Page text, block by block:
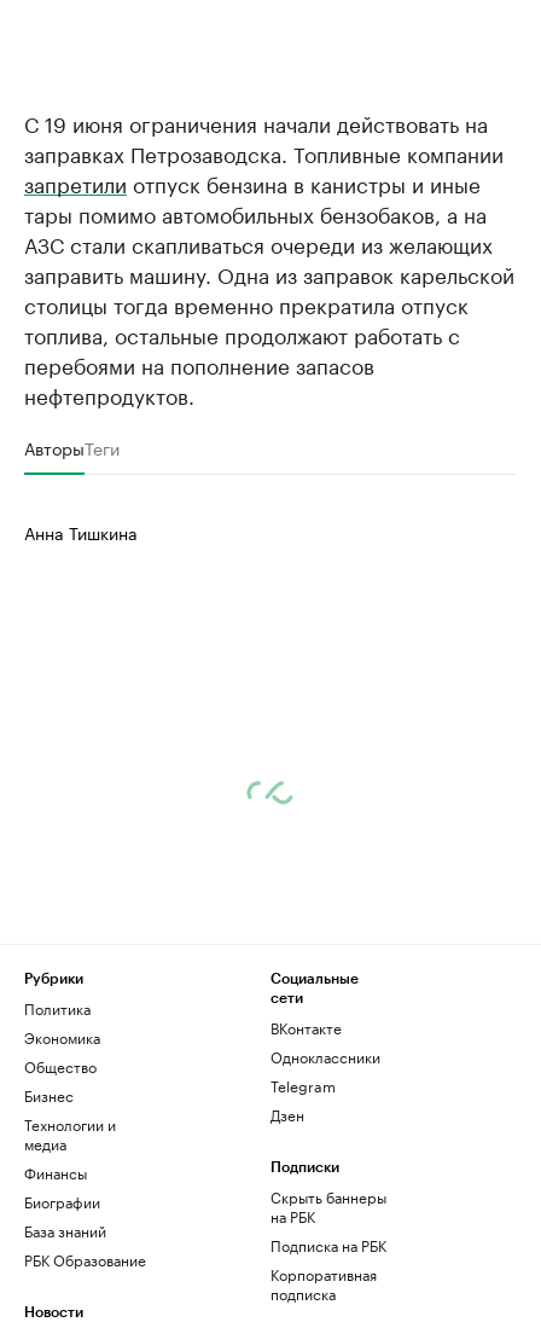
С 19 июня ограничения начали действовать на
заправках Петрозаводска. Топливные компании
запретили отпуск бензина в канистры и иные
тары помимо автомобильных бензобаков, а на
АЗС стали скапливаться очереди из желающих
заправить машину. Одна из заправок карельской
столицы тогда временно прекратила отпуск
топлива, остальные продолжают работать с
перебоями на пополнение запасов
нефтепродуктов.
АвторыТеги
Анна Тишкина
Рубрики
Политика
Экономика
Общество
Бизнес
Технологии и
медиа
Финансы
Биографии
База знаний
РБК Образование
Новости
Социальные
сети
ВКонтакте
Одноклассники
Telegram
Дзен
Подписки
Скрыть баннеры
на РБК
Подписка на РБК
Корпоративная
подписка